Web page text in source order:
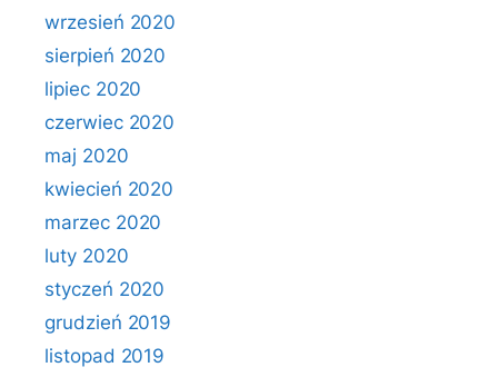
wrzesień 2020
sierpień 2020
lipiec 2020
czerwiec 2020
maj 2020
kwiecień 2020
marzec 2020
luty 2020
styczeń 2020
grudzień 2019
listopad 2019